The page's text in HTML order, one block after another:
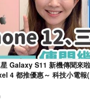
Galaxy S11 新機傳聞來
4 都推優惠～ 科技小電報